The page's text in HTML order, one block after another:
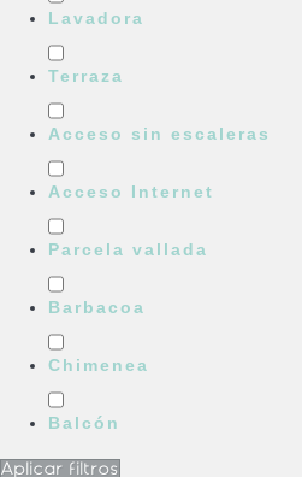
Lavadora
Terraza
Acceso sin escaleras
Acceso Internet
Parcela vallada
Barbacoa
Chimenea
Balcón
Aplicar filtros